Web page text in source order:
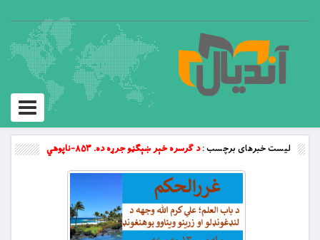
Toggle
لیست خبرهای برچسب :د ګرسره خېر ښېګڼو جرړه ده. ۸۵۳-ناپوهي